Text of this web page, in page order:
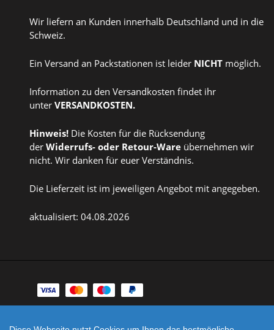
Wir liefern an Kunden innerhalb Deutschland und in die
Schweiz.
Ein Versand an Packstationen ist leider NICHT möglich.
Information zu den Versandkosten findet ihr
unter VERSANDKOSTEN.
Hinweis! Die Kosten für die Rücksendung
der Widerrufs- oder Retour-Ware übernehmen wir
nicht. Wir danken für euer Verständnis.
Die Lieferzeit ist im jeweiligen Angebot mit angegeben.
aktualisiert: 04.08.2026
Zahlungsarten